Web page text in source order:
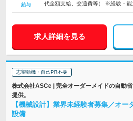
給与
代全額支給、交通費等） ※経験・能
求人詳細を見る
志望動機・自己PR不要
株式会社ASCe | 完全オーダーメイドの自動
提供。
【機械設計】業界未経験者募集／オ
設備